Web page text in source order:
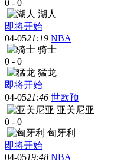
0 - 0
湖人
即将开始
04-0521:19 NBA
骑士
0 - 0
猛龙
即将开始
04-0521:46 世欧预
亚美尼亚
0 - 0
匈牙利
即将开始
04-0519:48 NBA